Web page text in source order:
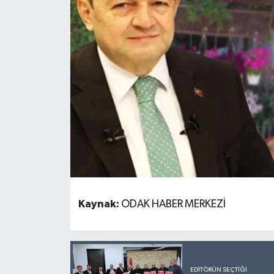
Kaynak: ODAK HABER MERKEZİ
EDITÖRÜN SEÇTIĞI